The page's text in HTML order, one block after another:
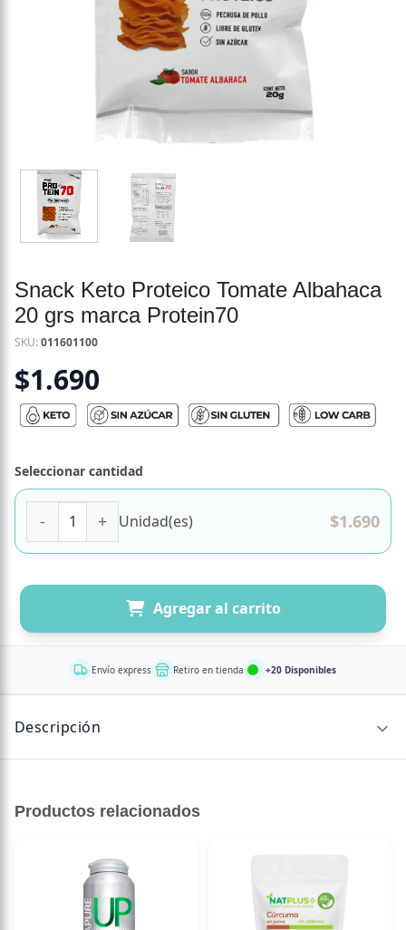
Snack Keto Proteico Tomate Albahaca
20 grs marca Protein70
SKU:011601100
$1.690
Seleccionar cantidad
Unidad(es) $1.690
Agregar al carrito
Envío express Retiro en tienda +20 Disponibles
Descripción
Crujientes chips 100% naturales, elaborados con pechuga
de pollo, suavemente condimentadas, horneadas
artesanalmente para lograr el más innovador snack
saludable del mercado.
Productos relacionados